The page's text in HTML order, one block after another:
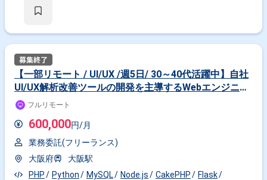
独自のマーケティングプラットフォームを構築し、顧客の購買行動分析な
UI/UX設計や機能開発 【条件】 リモート勤務可能 ※希望として、毎週火曜
日と木曜日の15:00-18:00の3時間は西新宿での定例ミーティングに現地参
加いただけるとありがたいが、毎回必須ではありません。 【技術スタッ
ク】 ・モバイル: Flutter ・フロントエンド: TypeScript / Next.js ・サーバー
Firebase ・DB: Spanner / MySQL 【就業時間】 9:30～18:30（実働8時間・
【一部リモート / UI/UX /週5日/ 30～40代活躍中】自社
UI/UX解析改善ツールの開発を主導するWebエンジニア
をお任せします！
フルリモート
600,000円/月
業務委託(フリーランス)
大阪府
大阪駅
PHP
Python MySQL Node.js CakePHP
Flask